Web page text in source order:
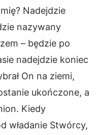
Nadejdzie
nazywany
– będzie po
nadejdzie koniec
On na ziemi,
ukończone, a
Kiedy
władanie Stwórcy,